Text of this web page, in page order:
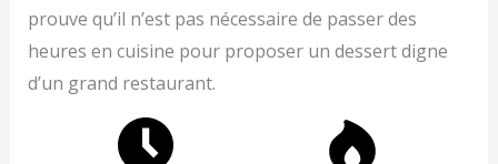
prouve qu’il n’est pas nécessaire de passer des
heures en cuisine pour proposer un dessert digne
d’un grand restaurant.